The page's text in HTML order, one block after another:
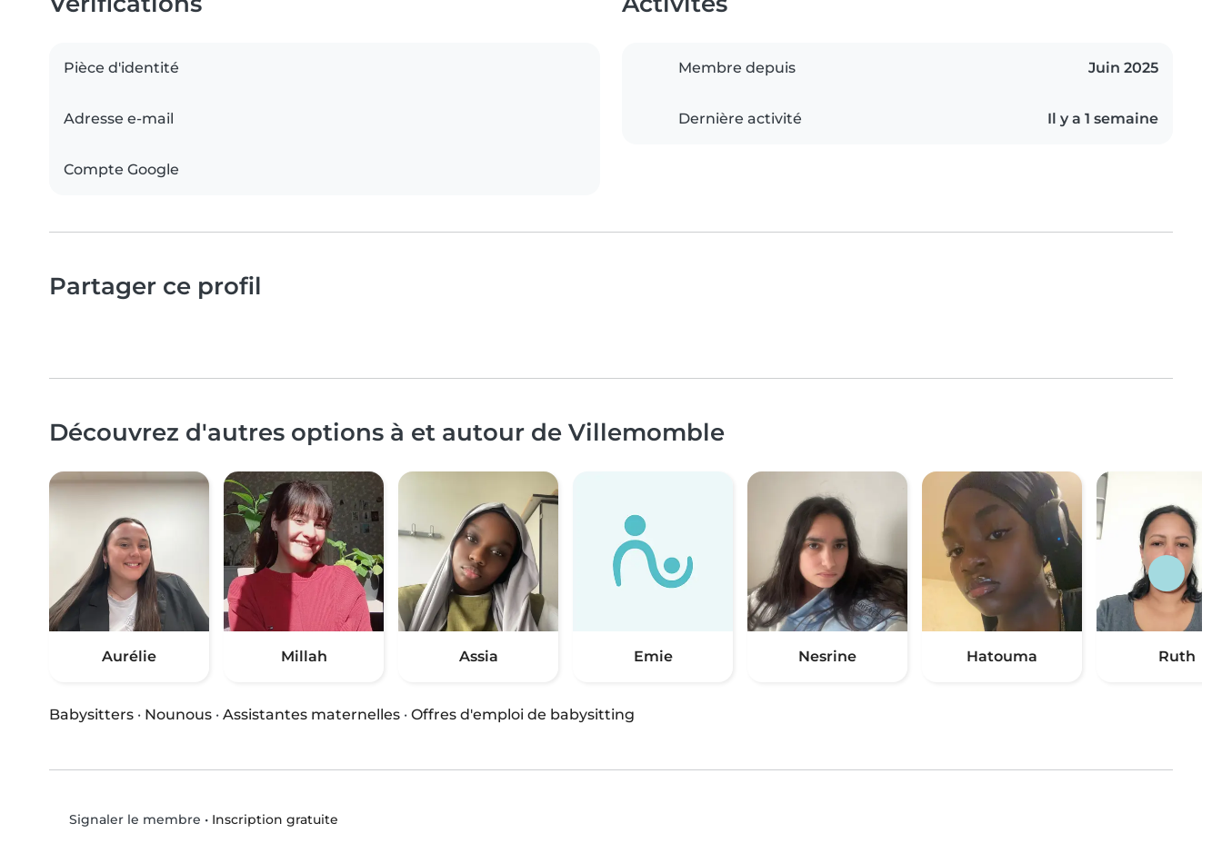
Pièce d'identité
Adresse e-mail
Compte Google
Membre depuis Juin 2025
Dernière activité Il y a 1 semaine
Partager ce profil
Découvrez d'autres options à et autour de Villemomble
Aurélie Millah Assia Emie Nesrine Hatouma Ruth
Babysitters · Nounous · Assistantes maternelles · Offres d'emploi de babysitting
Signaler le membre • Inscription gratuite